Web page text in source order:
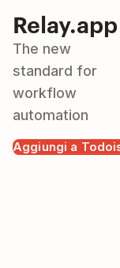
Relay.app
The new
standard for
workflow
automation
Aggiungi a